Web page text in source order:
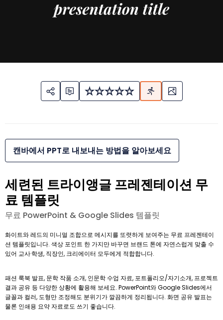
캔바에서 PPT로 내보내는 방법을 알아보세요
세련된 트라이앵글 프레젠테이션 무
료 템플릿
무료 PowerPoint & Google Slides 템플릿
화이트와 레드의 미니멀 조합으로 메시지를 또렷하게 보여주는 무료 프레젠테이
션 템플릿입니다. 색상 포인트 한 가지만 바꾸면 브랜드 톤에 자연스럽게 맞출 수
있어 교사·학생, 직장인, 크리에이터 모두에게 적합합니다.
패션 룩북 발표, 문학 작품 소개, 인문학 수업 자료, 포트폴리오/자기소개, 프로젝트
결과 공유 등 다양한 상황에 활용해 보세요. PowerPoint와 Google Slides에서
글꼴과 컬러, 도형만 조정해도 분위기가 깔끔하게 정리됩니다. 화면 공유 발표는
물론 인쇄용 요약 자료로도 쓰기 좋습니다.